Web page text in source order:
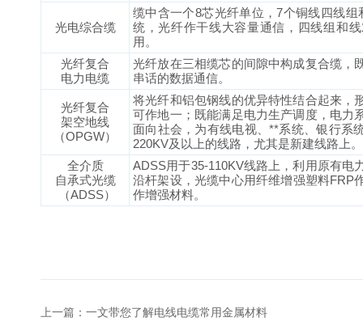
光电综合缆
缆中含一个8芯光纤单位，7个铜线四线
统，光纤作干线大容量通信，四线组和
用。
光纤复合
电力电缆
光纤放在三相缆芯的间隙中构成复合缆，
串话的数据通信。
光纤复合
架空地线
（OPGW）
将光纤和铝包钢线的优异特性结合起来，
可作地一；既能满足电力生产调度，电力
面向社会，为有线电视、**系统、银行系
220KV及以上的线路，尤其是新建线路上。
全介质
自承式光缆
（ADSS）
ADSS用于35-110KV线路上，利用原有电
沿杆架设，光缆中心用纤维增强塑料FRP
作增强材料。
上一篇： 一文带您了解电线电缆常用金属材料